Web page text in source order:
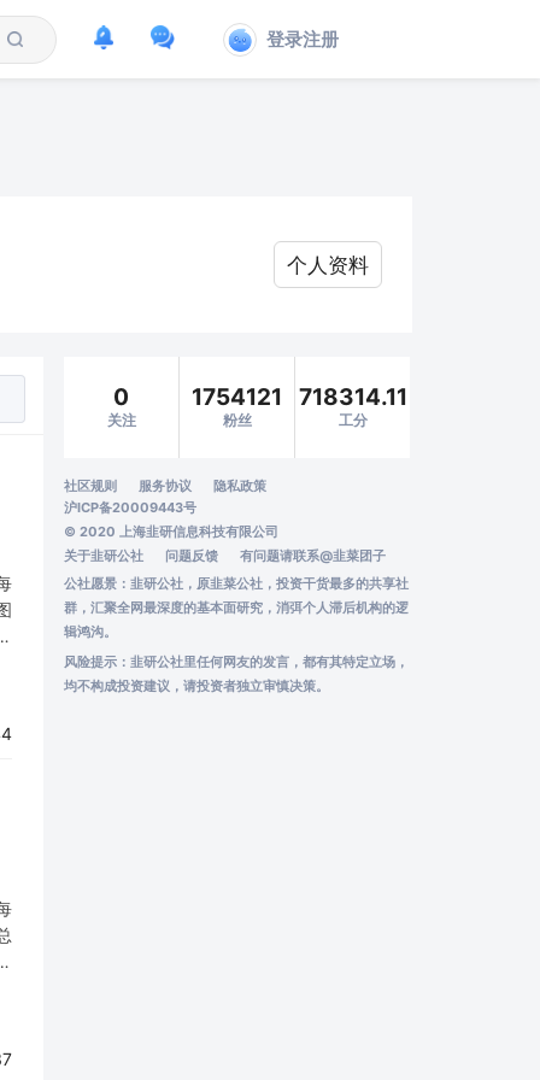
登录注册
个人资料
0
关注
1754121
粉丝
718314.11
工分
社区规则 服务协议
隐私政策
沪ICP备20009443号
© 2020 上海韭研信息科技有限公司
关于韭研公社
问题反馈 有问题请联系@韭菜团子
公社愿景：韭研公社，原韭菜公社，投资干货最多的共享社
群，汇聚全网最深度的基本面研究，消弭个人滞后机构的逻
辑鸿沟。
风险提示：韭研公社里任何网友的发言，都有其特定立场，
均不构成投资建议，请投资者独立审慎决策。